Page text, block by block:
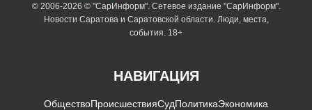
© 2006-2026 © "СарИнформ". Сетевое издание "СарИнформ".
Новости Саратова и Саратовской области. Люди, места,
события. 18+
НАВИГАЦИЯ
ОбществоПроисшествияСудПолитикаЭкономика